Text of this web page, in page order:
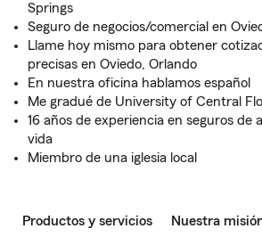
Springs
Seguro de negocios/comercial en
Llame hoy mismo para obtener
precisas en Oviedo, Orlando
En nuestra oficina hablamos español
Me gradué de University of Central
16 años de experiencia en seguros de
vida
Miembro de una iglesia local
Productos y servicios Nuestra